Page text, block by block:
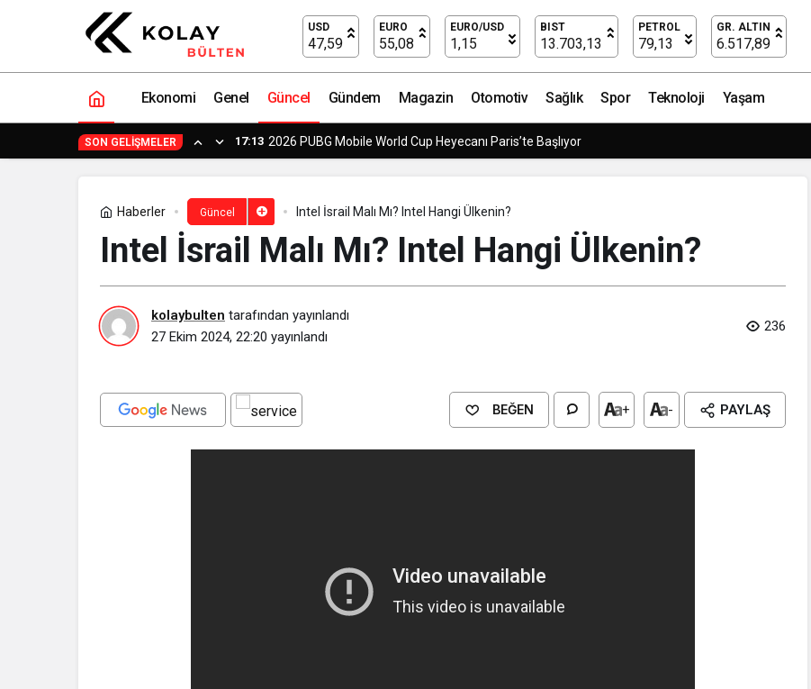
USD
47,59
EURO
55,08
EURO/USD
1,15
BIST
13.703,13
PETROL
79,13
GR. ALTIN
6.517,89
Ekonomi Genel Güncel Gündem Magazin Otomotiv Sağlık Spor Teknoloji Yaşam
SON GELIŞMELER 17:13 2026 PUBG Mobile World Cup Heyecanı Paris’te Başlıyor
Haberler Güncel Intel İsrail Malı Mı? Intel Hangi Ülkenin?
Intel İsrail Malı Mı? Intel Hangi Ülkenin?
kolaybulten tarafından yayınlandı
27 Ekim 2024, 22:20 yayınlandı
236
BEĞEN + - PAYLAŞ
Intel İsrail Malı Mı? Intel Hangi Ülkenin?